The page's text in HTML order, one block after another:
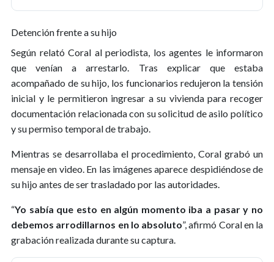
Detención frente a su hijo
Según relató Coral al periodista, los agentes le informaron
que venían a arrestarlo. Tras explicar que estaba
acompañado de su hijo, los funcionarios redujeron la tensión
inicial y le permitieron ingresar a su vivienda para recoger
documentación relacionada con su solicitud de asilo político
y su permiso temporal de trabajo.
Mientras se desarrollaba el procedimiento, Coral grabó un
mensaje en video. En las imágenes aparece despidiéndose de
su hijo antes de ser trasladado por las autoridades.
“Yo sabía que esto en algún momento iba a pasar y no
debemos arrodillarnos en lo absoluto”, afirmó Coral en la
grabación realizada durante su captura.